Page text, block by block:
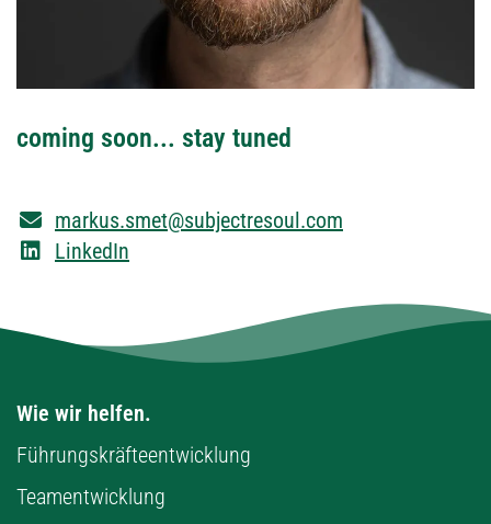
coming soon... stay tuned
markus.smet@subjectresoul.com
LinkedIn
Wie wir helfen.
Führungskräfteentwicklung
Teamentwicklung